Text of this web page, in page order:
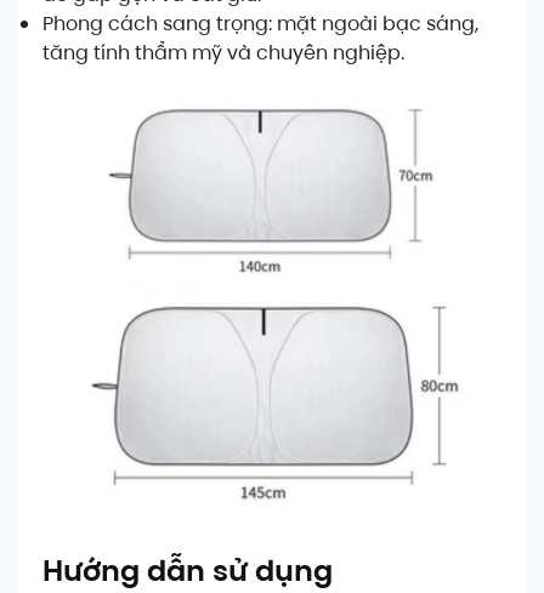
Phong cách sang trọng: mặt ngoài bạc sáng,
tăng tính thẩm mỹ và chuyên nghiệp.
Hướng dẫn sử dụng